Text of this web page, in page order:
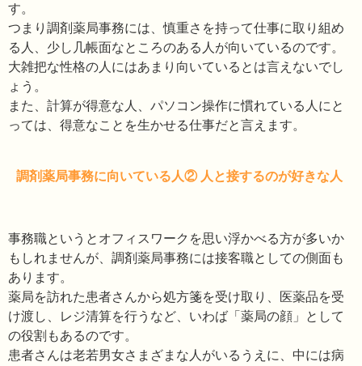
す。
つまり調剤薬局事務には、慎重さを持って仕事に取り組め
る人、少し几帳面なところのある人が向いているのです。
大雑把な性格の人にはあまり向いているとは言えないでし
ょう。
また、計算が得意な人、パソコン操作に慣れている人にと
っては、得意なことを生かせる仕事だと言えます。
調剤薬局事務に向いている人② 人と接するのが好きな人
事務職というとオフィスワークを思い浮かべる方が多いか
もしれませんが、調剤薬局事務には接客職としての側面も
あります。
薬局を訪れた患者さんから処方箋を受け取り、医薬品を受
け渡し、レジ清算を行うなど、いわば「薬局の顔」として
の役割もあるのです。
患者さんは老若男女さまざまな人がいるうえに、中には病